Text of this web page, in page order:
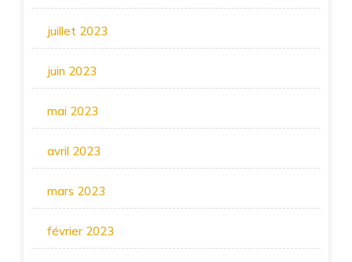
juillet 2023
juin 2023
mai 2023
avril 2023
mars 2023
février 2023